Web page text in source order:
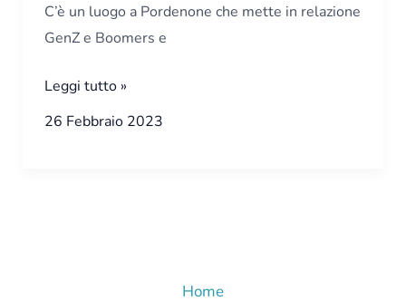
C’è un luogo a Pordenone che mette in relazione
GenZ e Boomers e
Leggi tutto »
26 Febbraio 2023
Home